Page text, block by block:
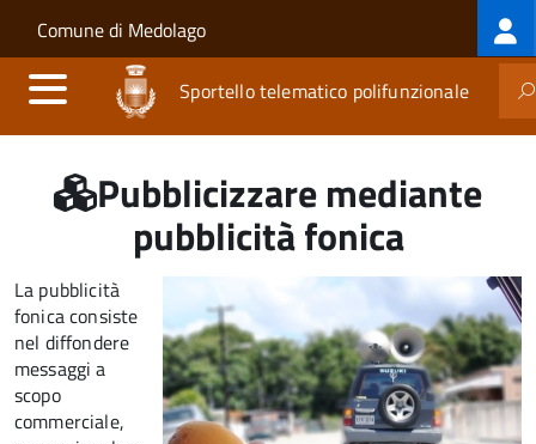
Salta al contenuto principale
Skip to site navigation
Comune di Medolago
Sportello telematico polifunzionale
Pubblicizzare mediante
pubblicità fonica
La pubblicità
fonica consiste
nel diffondere
messaggi a
scopo
commerciale,